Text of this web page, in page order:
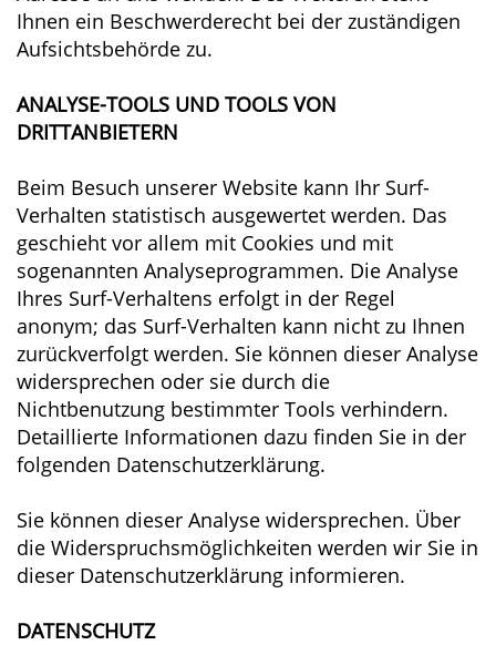
Ihnen ein Beschwerderecht bei der zuständigen
Aufsichtsbehörde zu.
ANALYSE-TOOLS UND TOOLS VON
DRITTANBIETERN
Beim Besuch unserer Website kann Ihr Surf-
Verhalten statistisch ausgewertet werden. Das
geschieht vor allem mit Cookies und mit
sogenannten Analyseprogrammen. Die Analyse
Ihres Surf-Verhaltens erfolgt in der Regel
anonym; das Surf-Verhalten kann nicht zu Ihnen
zurückverfolgt werden. Sie können dieser Analyse
widersprechen oder sie durch die
Nichtbenutzung bestimmter Tools verhindern.
Detaillierte Informationen dazu finden Sie in der
folgenden Datenschutzerklärung.
Sie können dieser Analyse widersprechen. Über
die Widerspruchsmöglichkeiten werden wir Sie in
dieser Datenschutzerklärung informieren.
DATENSCHUTZ